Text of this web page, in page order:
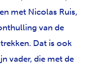
met Nicolas Ruis,
van de
Dat is ook
vader, die met de